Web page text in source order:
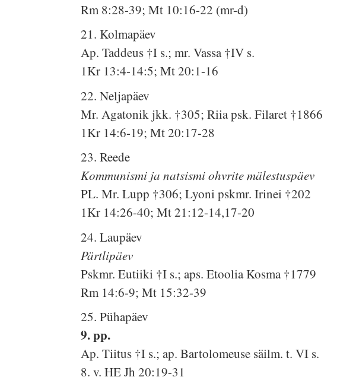
Rm 8:28-39; Mt 10:16-22 (mr-d)
21. Kolmapäev
Ap. Taddeus †I s.; mr. Vassa †IV s.
1Kr 13:4-14:5; Mt 20:1-16
22. Neljapäev
Mr. Agatonik jkk. †305; Riia psk. Filaret †1866
1Kr 14:6-19; Mt 20:17-28
23. Reede
Kommunismi ja natsismi ohvrite mälestuspäev
PL. Mr. Lupp †306; Lyoni pskmr. Irinei †202
1Kr 14:26-40; Mt 21:12-14,17-20
24. Laupäev
Pärtlipäev
Pskmr. Eutiiki †I s.; aps. Etoolia Kosma †1779
Rm 14:6-9; Mt 15:32-39
25. Pühapäev
9. pp.
Ap. Tiitus †I s.; ap. Bartolomeuse säilm. t. VI s.
8. v. HE Jh 20:19-31